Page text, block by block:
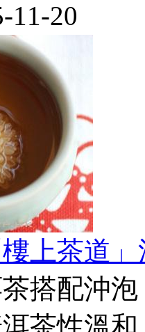
11-20
樓上茶道
搭配沖